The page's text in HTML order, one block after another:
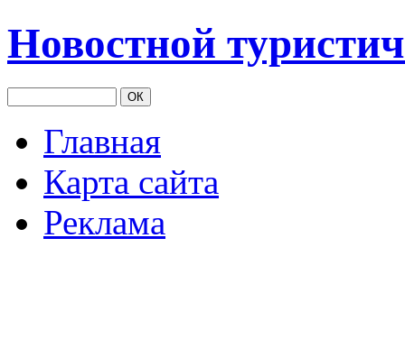
Новостной
Главная
Карта сайта
Реклама